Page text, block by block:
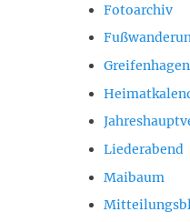
Fotoarchiv
Liederabend
Maibaum